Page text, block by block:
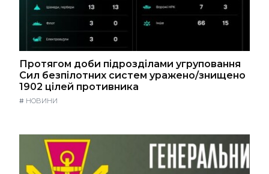
Протягом доби підрозділами угруповання
Сил безпілотних систем уражено/знищено
1902 цілей противника
# НОВИНИ